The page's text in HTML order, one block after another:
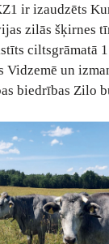
ir izaudzēts
zilās šķirnes
ciltsgrāmatā
un
biedrības Zilo